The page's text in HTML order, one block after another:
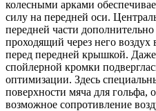
колесными арками
силу на передней оси.
передней части
проходящий через него воздух
перед передней крышкой.
спойлерной кромки
оптимизации. Здесь
поверхности мяча для гольфа,
возможное сопротивление